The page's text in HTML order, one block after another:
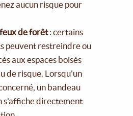
aucun risque pour
de forêt: certains
peuvent restreindre ou
aux espaces boisés
de risque. Lorsqu'un
un bandeau
s'affiche directement